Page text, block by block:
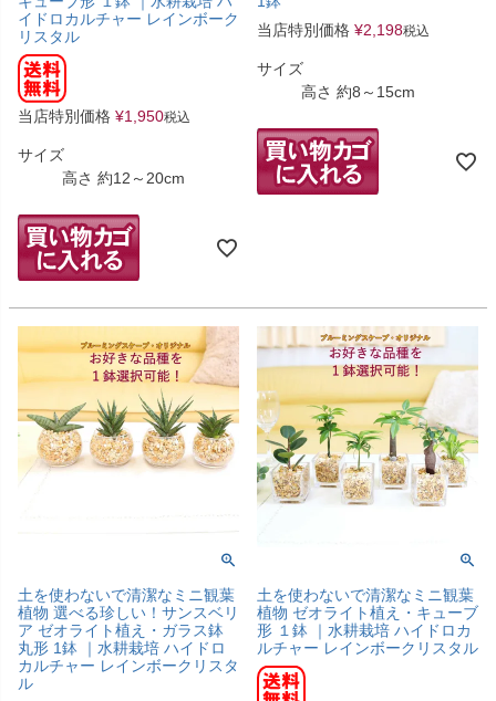
イドロカルチャー レインボーク
リスタル
当店特別価格 ¥1,950税込
サイズ
高さ 約12～20cm
当店特別価格 ¥2,198税込
サイズ
高さ 約8～15cm
土を使わないで清潔なミニ観葉
植物 選べる珍しい！サンスベリ
ア ゼオライト植え・ガラス鉢
丸形 1鉢 ｜水耕栽培 ハイドロ
カルチャー レインボークリスタ
ル
土を使わないで清潔なミニ観葉
植物 ゼオライト植え・キューブ
形 １鉢 ｜水耕栽培 ハイドロカ
ルチャー レインボークリスタル